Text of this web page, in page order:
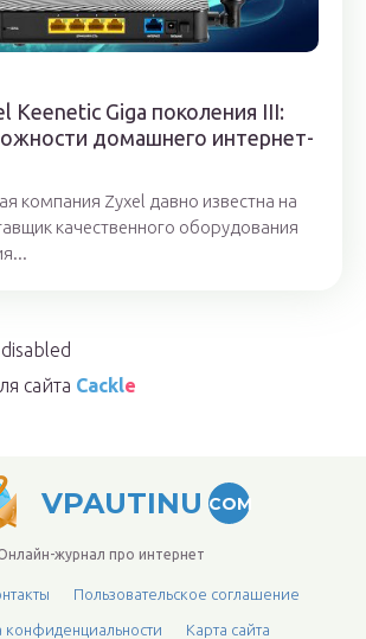
Keenetic Giga поколения III:
домашнего интернет-
компания Zyxel давно известна на
качественного оборудования
сайта Cackle
VPAUTINU COM
журнал про интернет
Пользовательское соглашение
конфиденциальности Карта сайта